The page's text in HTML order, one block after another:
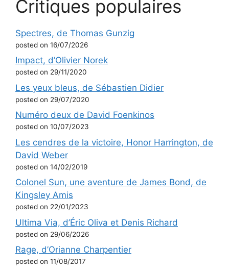
Critiques populaires
Spectres, de Thomas Gunzig
posted on 16/07/2026
Impact, d’Olivier Norek
posted on 29/11/2020
Les yeux bleus, de Sébastien Didier
posted on 29/07/2020
Numéro deux de David Foenkinos
posted on 10/07/2023
Les cendres de la victoire, Honor Harrington, de
David Weber
posted on 14/02/2019
Colonel Sun, une aventure de James Bond, de
Kingsley Amis
posted on 22/01/2023
Ultima Via, d’Éric Oliva et Denis Richard
posted on 29/06/2026
Rage, d’Orianne Charpentier
posted on 11/08/2017